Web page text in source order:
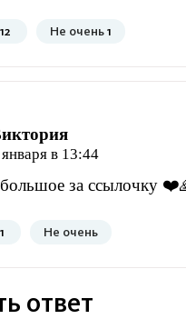
12 Не очень1
в 13:44
за ссылочку
1 Не очень
ответ